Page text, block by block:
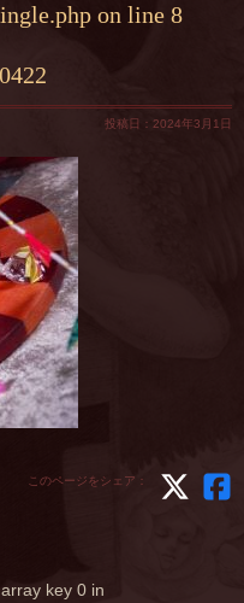
on line 8
投稿日：2024年3月1日
このページをシェア：
key 0 in